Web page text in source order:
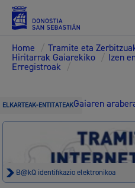
Home / Tramite eta
Hiritarrak Gaiarekiko / Izen
Erregistroak /
ELKARTEAK-ENTITATEAKGaiaren
B@kQ identifikazio elektronikoa